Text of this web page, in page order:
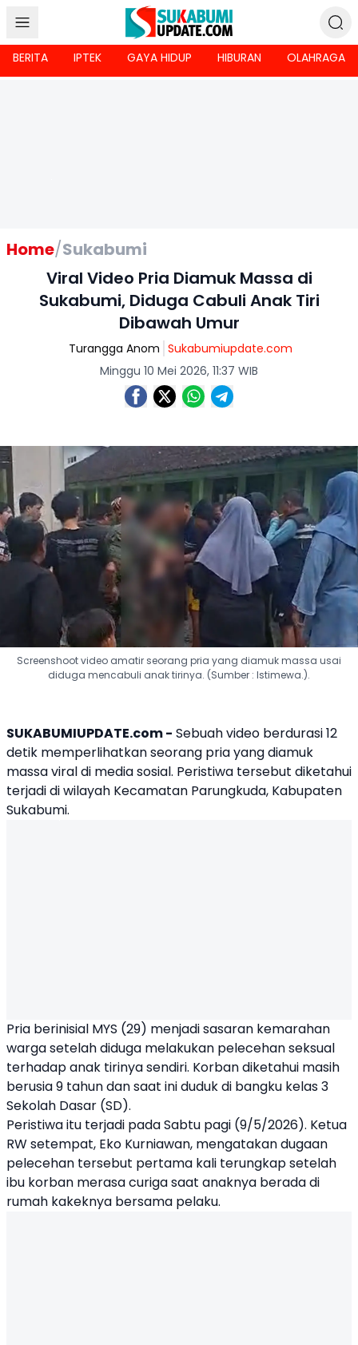
BERITA IPTEK GAYA HIDUP HIBURAN OLAHRAGA
Home/Sukabumi
Viral Video Pria Diamuk Massa di
Sukabumi, Diduga Cabuli Anak Tiri
Dibawah Umur
Turangga Anom Sukabumiupdate.com
Minggu 10 Mei 2026, 11:37 WIB
Screenshoot video amatir seorang pria yang diamuk massa usai
diduga mencabuli anak tirinya. (Sumber : Istimewa.).
SUKABUMIUPDATE.com - Sebuah video berdurasi 12
detik memperlihatkan seorang pria yang diamuk
massa viral di media sosial. Peristiwa tersebut diketahui
terjadi di wilayah Kecamatan Parungkuda, Kabupaten
Sukabumi.
Pria berinisial MYS (29) menjadi sasaran kemarahan
warga setelah diduga melakukan pelecehan seksual
terhadap anak tirinya sendiri. Korban diketahui masih
berusia 9 tahun dan saat ini duduk di bangku kelas 3
Sekolah Dasar (SD).
Peristiwa itu terjadi pada Sabtu pagi (9/5/2026). Ketua
RW setempat, Eko Kurniawan, mengatakan dugaan
pelecehan tersebut pertama kali terungkap setelah
ibu korban merasa curiga saat anaknya berada di
rumah kakeknya bersama pelaku.